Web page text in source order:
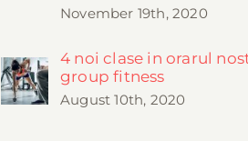
November 19th, 2020
4 noi clase in orarul
group fitness
August 10th, 2020